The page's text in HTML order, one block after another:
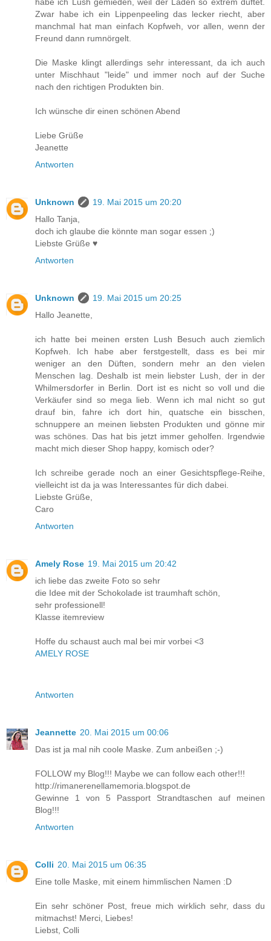
Zwar habe ich ein Lippenpeeling das lecker riecht, aber
manchmal hat man einfach Kopfweh, vor allen, wenn der
Freund dann rumnörgelt.
Die Maske klingt allerdings sehr interessant, da ich auch
unter Mischhaut "leide" und immer noch auf der Suche
nach den richtigen Produkten bin.
Ich wünsche dir einen schönen Abend
Liebe Grüße
Jeanette
Antworten
Unknown
19. Mai 2015 um 20:20
Hallo Tanja,
doch ich glaube die könnte man sogar essen ;)
Liebste Grüße ♥
Antworten
Unknown
19. Mai 2015 um 20:25
Hallo Jeanette,
ich hatte bei meinen ersten Lush Besuch auch ziemlich
Kopfweh. Ich habe aber ferstgestellt, dass es bei mir
weniger an den Düften, sondern mehr an den vielen
Menschen lag. Deshalb ist mein liebster Lush, der in der
Whilmersdorfer in Berlin. Dort ist es nicht so voll und die
Verkäufer sind so mega lieb. Wenn ich mal nicht so gut
drauf bin, fahre ich dort hin, quatsche ein bisschen,
schnuppere an meinen liebsten Produkten und gönne mir
was schönes. Das hat bis jetzt immer geholfen. Irgendwie
macht mich dieser Shop happy, komisch oder?
Ich schreibe gerade noch an einer Gesichtspflege-Reihe,
vielleicht ist da ja was Interessantes für dich dabei.
Liebste Grüße,
Caro
Antworten
Amely Rose 19. Mai 2015 um 20:42
ich liebe das zweite Foto so sehr
die Idee mit der Schokolade ist traumhaft schön,
sehr professionell!
Klasse itemreview
Hoffe du schaust auch mal bei mir vorbei <3
AMELY ROSE
Antworten
Jeannette 20. Mai 2015 um 00:06
Das ist ja mal nih coole Maske. Zum anbeißen ;-)
FOLLOW my Blog!!! Maybe we can follow each other!!!
http://rimanerenellamemoria.blogspot.de
Gewinne 1 von 5 Passport Strandtaschen auf meinen
Blog!!!
Antworten
Colli 20. Mai 2015 um 06:35
Eine tolle Maske, mit einem himmlischen Namen :D
Ein sehr schöner Post, freue mich wirklich sehr, dass du
mitmachst! Merci, Liebes!
Liebst, Colli